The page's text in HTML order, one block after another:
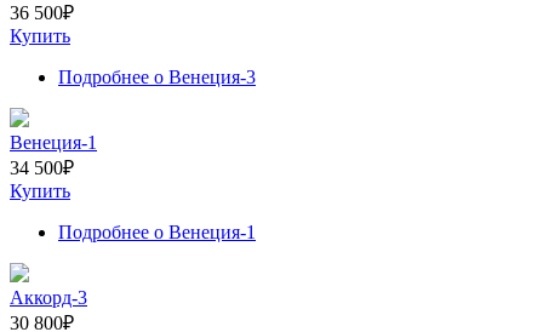
36 500₽
Купить
Подробнее о Венеция-3
Венеция-1
34 500₽
Купить
Подробнее о Венеция-1
Аккорд-3
30 800₽